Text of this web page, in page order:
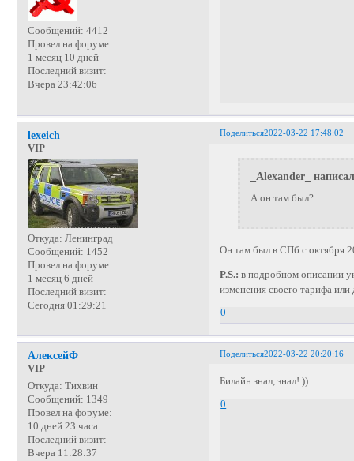
Сообщений: 4412
Провел на форуме:
1 месяц 10 дней
Последний визит:
Вчера 23:42:06
Поделиться2022-03-22 17:48:02
lexeich
VIP
Откуда: Ленинград
Сообщений: 1452
Провел на форуме:
1 месяц 6 дней
Последний визит:
Сегодня 01:29:21
_Alexander_
А он там был?
Он там был в СПб с октября
P.S.:в подробном описании
изменения своего тарифа
0
Поделиться2022-03-22 20:20:16
АлексейФ
VIP
Откуда: Тихвин
Сообщений: 1349
Провел на форуме:
10 дней 23 часа
Последний визит:
Вчера 11:28:37
Билайн знал, знал! ))
0